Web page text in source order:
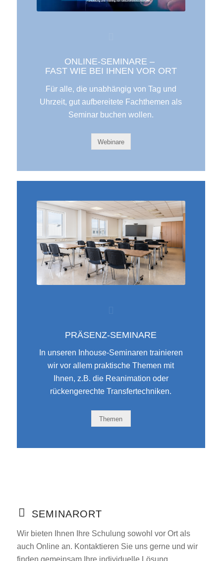
ONLINE-SEMINARE – ​
FAST WIE BEI IHNEN VOR ORT
Für alle, die unabhängig von Tag und
Uhrzeit, gut aufbereitete Fachthemen als
Seminar buchen wollen.
Webinare
PRÄSENZ-SEMINARE​
In unseren Inhouse-Seminaren trainieren
wir vor allem praktische Themen mit
Ihnen, z.B. die Reanimation oder
rückengerechte Transfertechniken.
Themen
SEMINARORT
Wir bieten Ihnen Ihre Schulung sowohl vor Ort als
auch Online an. Kontaktieren Sie uns gerne und wir
finden gemeinsam Ihre individuelle Lösung.